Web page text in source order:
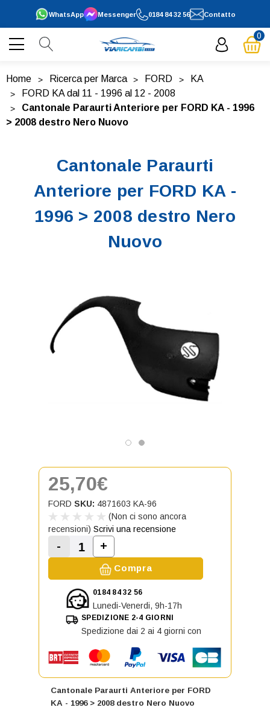
0184 84 32 56
WhatsApp Contatto
Messenger
0
Home Ricerca per Marca FORD
KA
FORD KA dal 11 - 1996 al 12 - 2008
Cantonale Paraurti Anteriore per FORD KA - 1996
> 2008 destro Nero Nuovo
Cantonale Paraurti
Anteriore per FORD KA -
1996 > 2008 destro Nero
Nuovo
Cantonale Paraurti Anteriore per FORD
KA - 1996 > 2008 destro Nero Nuovo
25,70€
FORD SKU: 4871603 KA-96
(Non ci sono ancora
recensioni) Scrivi una recensione
Diminuisci la quantità di Cantonale Paraurti
-
Aumenta la quantità di Cantonale
+
Compra
0184 84 32 56
Lunedi-Venerdi, 9h-17h
SPEDIZIONE 2-4 GIORNI
Spedizione dai 2 ai 4 giorni con